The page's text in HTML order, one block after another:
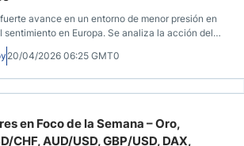
avance en un entorno de menor presión en
sentimiento en Europa. Se analiza la acción del
macro que influyen en su comportamiento
20/04/2026 06:25 GMT0
en Foco de la Semana – Oro,
CHF, AUD/USD, GBP/USD, DAX,